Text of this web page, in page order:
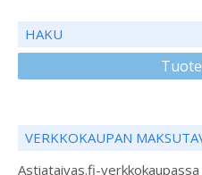
HAKU
VERKKOKAUPAN
Astiataivas.fi-